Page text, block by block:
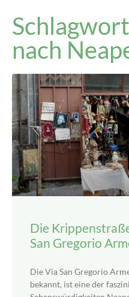
nach
Die
San Gregorio
Die Via San Gregorio
bekannt, ist eine der